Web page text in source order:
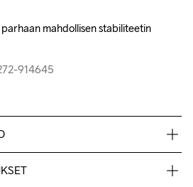
mahdollisen stabiliteetin
914645
mahdollisen stabiliteetin
914645
100% kumi